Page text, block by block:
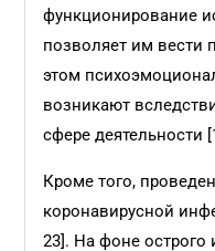
функционирование
позволяет им
этом
возникают
сфере деятельности
Кроме того,
коронавирусной
23]. На фоне